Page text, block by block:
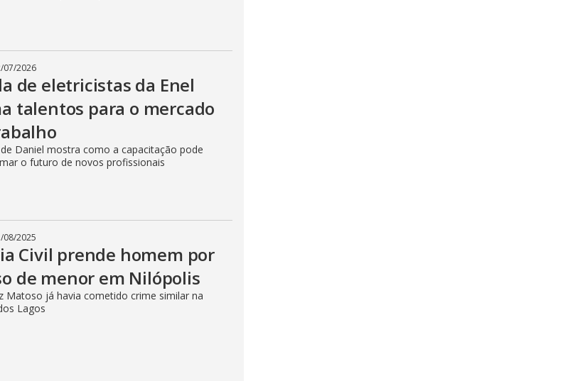
07/2026
de eletricistas da Enel
talentos para o mercado
Daniel mostra como a capacitação pode
o futuro de novos profissionais
08/2025
Civil prende homem por
de menor em Nilópolis
Matoso já havia cometido crime similar na
Lagos